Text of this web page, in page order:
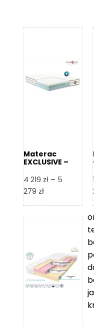
Materac
EXCLUSIVE –
4 219 zł – 5
279 złZakres
od
5
279 zł